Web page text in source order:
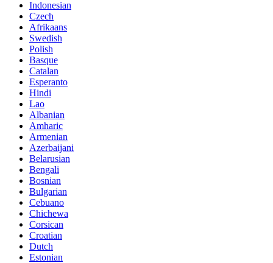
Indonesian
Czech
Afrikaans
Swedish
Polish
Basque
Catalan
Esperanto
Hindi
Lao
Albanian
Amharic
Armenian
Azerbaijani
Belarusian
Bengali
Bosnian
Bulgarian
Cebuano
Chichewa
Corsican
Croatian
Dutch
Estonian